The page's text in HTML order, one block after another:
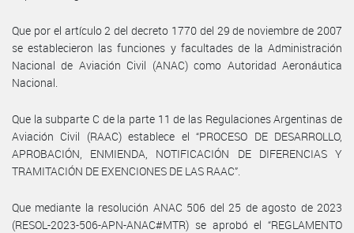
Que por el artículo 2 del decreto 1770 del 29 de noviembre de 2007
se establecieron las funciones y facultades de la Administración
Nacional de Aviación Civil (ANAC) como Autoridad Aeronáutica
Nacional.
Que la subparte C de la parte 11 de las Regulaciones Argentinas de
Aviación Civil (RAAC) establece el “PROCESO DE DESARROLLO,
APROBACIÓN, ENMIENDA, NOTIFICACIÓN DE DIFERENCIAS Y
TRAMITACIÓN DE EXENCIONES DE LAS RAAC”.
Que mediante la resolución ANAC 506 del 25 de agosto de 2023
(RESOL-2023-506-APN-ANAC#MTR) se aprobó el “REGLAMENTO